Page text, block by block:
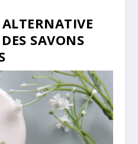
SAVONS